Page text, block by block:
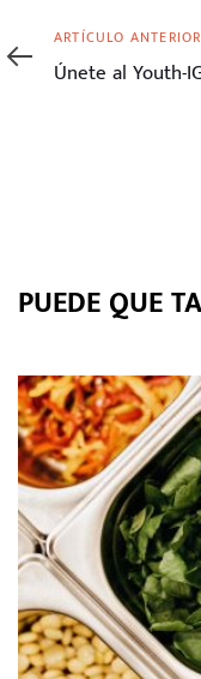
Artículo
anterior
ARTÍCULO ANTERIOR
Únete al Youth-
PUEDE QUE